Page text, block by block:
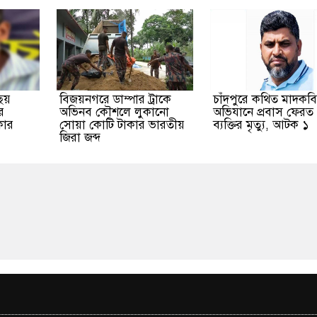
বিজয়নগরে ডাম্পার ট্রাকে
অভিনব কৌশলে লুকানো
সোয়া কোটি টাকার ভারতীয়
জিরা জব্দ
চাঁদপুরে কথিত
অভিযানে প্রবাস ফেরত
ব্যক্তির মৃত্যু, আটক ১